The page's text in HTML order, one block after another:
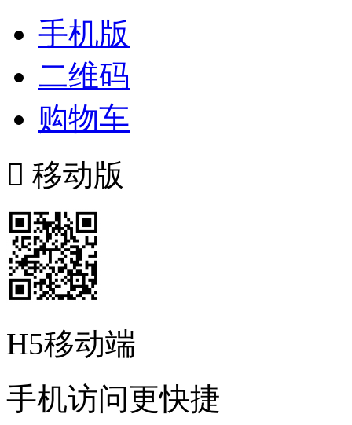
手机版
二维码
购物车
 移动版
H5移动端
手机访问更快捷